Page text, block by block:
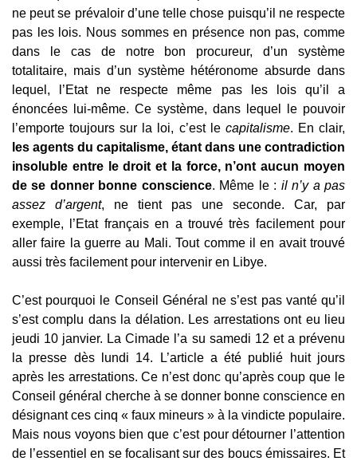
ne peut se prévaloir d’une telle chose puisqu’il ne respecte
pas les lois. Nous sommes en présence non pas, comme
dans le cas de notre bon procureur, d’un système
totalitaire, mais d’un système hétéronome absurde dans
lequel, l’Etat ne respecte même pas les lois qu’il a
énoncées lui-même. Ce système, dans lequel le pouvoir
l’emporte toujours sur la loi, c’est lecapitalisme. En clair,
les agents du capitalisme, étant dans une contradiction
insoluble entre le droit et la force, n’ont aucun moyen
de se donner bonne conscience. Même le : il n’y a pas
assez d’argent, ne tient pas une seconde. Car, par
exemple, l’Etat français en a trouvé très facilement pour
aller faire la guerre au Mali. Tout comme il en avait trouvé
aussi très facilement pour intervenir en Libye.
C’est pourquoi le Conseil Général ne s’est pas vanté qu’il
s’est complu dans la délation. Les arrestations ont eu lieu
jeudi 10 janvier. La Cimade l’a su samedi 12 et a prévenu
la presse dès lundi 14. L’article a été publié huit jours
après les arrestations. Ce n’est donc qu’après coup que le
Conseil général cherche à se donner bonne conscience en
désignant ces cinq « faux mineurs » à la vindicte populaire.
Mais nous voyons bien que c’est pour détourner l’attention
de l’essentiel en se focalisant sur des boucs émissaires. Et